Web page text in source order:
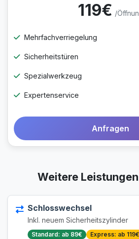
119€ /
Mehrfachverriegelung
Sicherheitstüren
Spezialwerkzeug
Expertenservice
Anfragen
Weitere
Schlosswechsel
Inkl. neuem Sicherheitszylinder
Standard: ab 89€ Express: ab 119€